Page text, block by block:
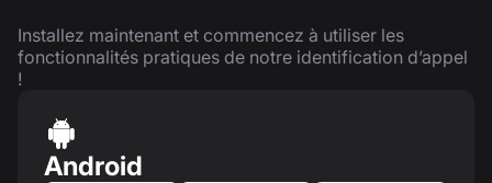
Installez maintenant et commencez à utiliser les
fonctionnalités pratiques de notre identification d’appel
!
Android